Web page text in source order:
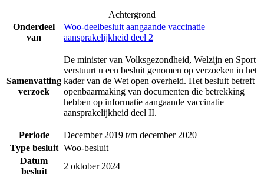
Achtergrond
Onderdeel
van
Woo-deelbesluit aangaande vaccinatie
aansprakelijkheid deel 2
Samenvatting
verzoek
De minister van Volksgezondheid, Welzijn en Sport
verstuurt u een besluit genomen op verzoeken in het
kader van de Wet open overheid. Het besluit betreft
openbaarmaking van documenten die betrekking
hebben op informatie aangaande vaccinatie
aansprakelijkheid deel II.
Periode
December 2019 t/m december 2020
Type besluit Woo-besluit
Datum
besluit
2 oktober 2024